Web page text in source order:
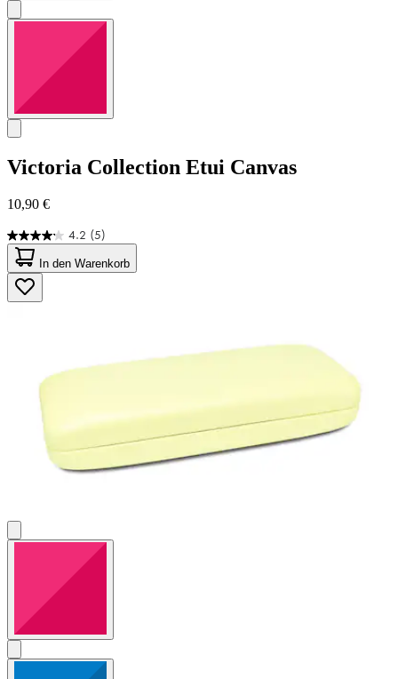
Victoria Collection Etui Canvas
10,90 €
4.2 (5)
4.2
von
5
Sternen.
5
In den Warenkorb